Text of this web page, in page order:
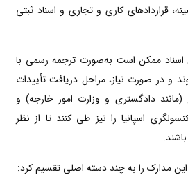
قراردادهای کاری و تجاری و اسناد ثبتی
ممکن است به‌صورت ترجمه رسمی با
و در صورت نیاز، مراحل دریافت تأییدات
دادگستری و وزارت امور خارجه) و
اسپانیا را نیز طی کنند تا از نظر
مدارک را به چند دسته اصلی تقسیم کرد: